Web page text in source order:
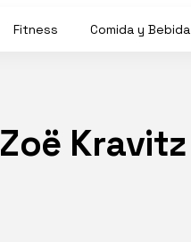
Fitness Comida y Bebida
Zoë Kravitz